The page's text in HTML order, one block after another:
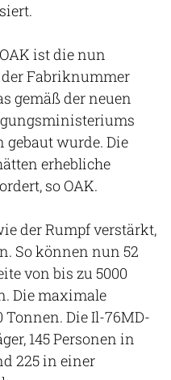
ist die nun
Fabriknummer
gemäß der neuen
gebaut wurde. Die
erhebliche
so OAK.
der Rumpf verstärkt,
So können nun 52
von bis zu 5000
Die maximale
Tonnen. Die Il-76MD-
145 Personen in
225 in einer